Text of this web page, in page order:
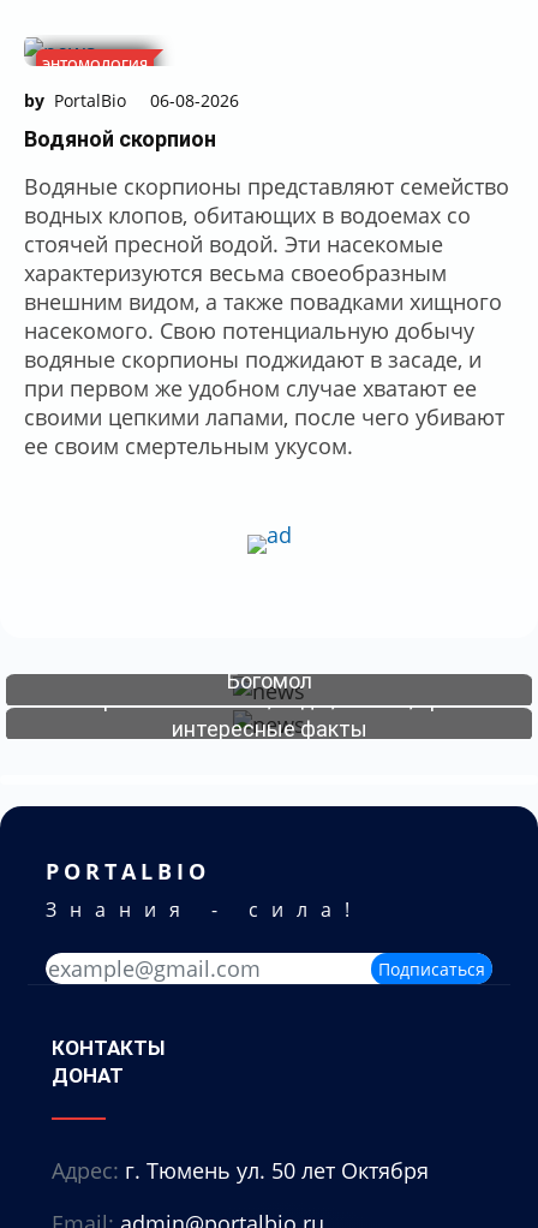
ЭНТОМОЛОГИЯ
by PortalBio 06-08-2026
Водяной скорпион
Водяные скорпионы представляют семейство
водных клопов, обитающих в водоемах со
стоячей пресной водой. Эти насекомые
характеризуются весьма своеобразным
внешним видом, а также повадками хищного
насекомого. Свою потенциальную добычу
водяные скорпионы поджидают в засаде, и
при первом же удобном случае хватают ее
своими цепкими лапами, после чего убивают
ее своим смертельным укусом.
Богомол
06-08-2026
Божья коровка: описание, виды, польза, приметы и
интересные факты
PORTALBIO
Знания - сила!
Подписаться
КОНТАКТЫ
ДОНАТ
Адрес: г. Тюмень ул. 50 лет Октября